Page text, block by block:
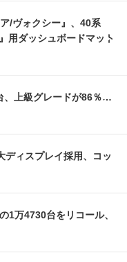
/ヴォクシー』、40系
用ダッシュボードマット
、上級グレードが86％…
ディスプレイ採用、コッ
1万4730台をリコール、